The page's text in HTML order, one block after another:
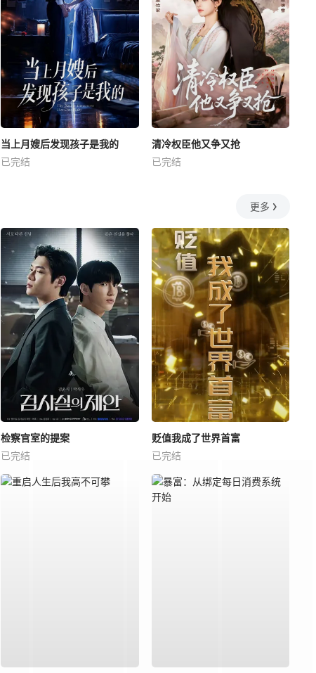
当上月嫂后发现孩子是我的
已完结
清冷权臣他又争又抢
已完结
更多
检察官室的提案
已完结
贬值我成了世界首富
已完结